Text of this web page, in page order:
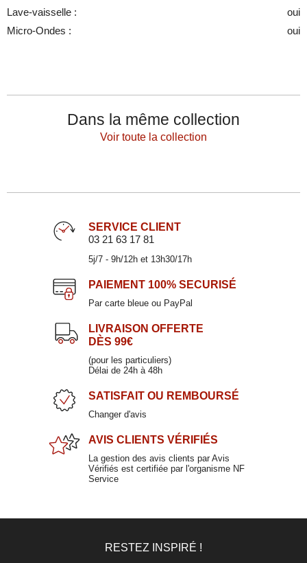
Lave-vaisselle :
oui
Micro-Ondes :
oui
Dans la même collection
Voir toute la collection
Saladier en porcelaine 25cm
DAYA DORE
60,00 €
SERVICE CLIENT
03 21 63 17 81
5j/7 - 9h/12h et 13h30/17h
PAIEMENT 100% SECURISÉ
Par carte bleue ou PayPal
LIVRAISON OFFERTE
DÈS 99€
(pour les particuliers)
Délai de 24h à 48h
SATISFAIT OU REMBOURSÉ
Changer d'avis
AVIS CLIENTS VÉRIFIÉS
La gestion des avis clients par Avis
Vérifiés est certifiée par l'organisme NF
Service
RESTEZ INSPIRÉ !